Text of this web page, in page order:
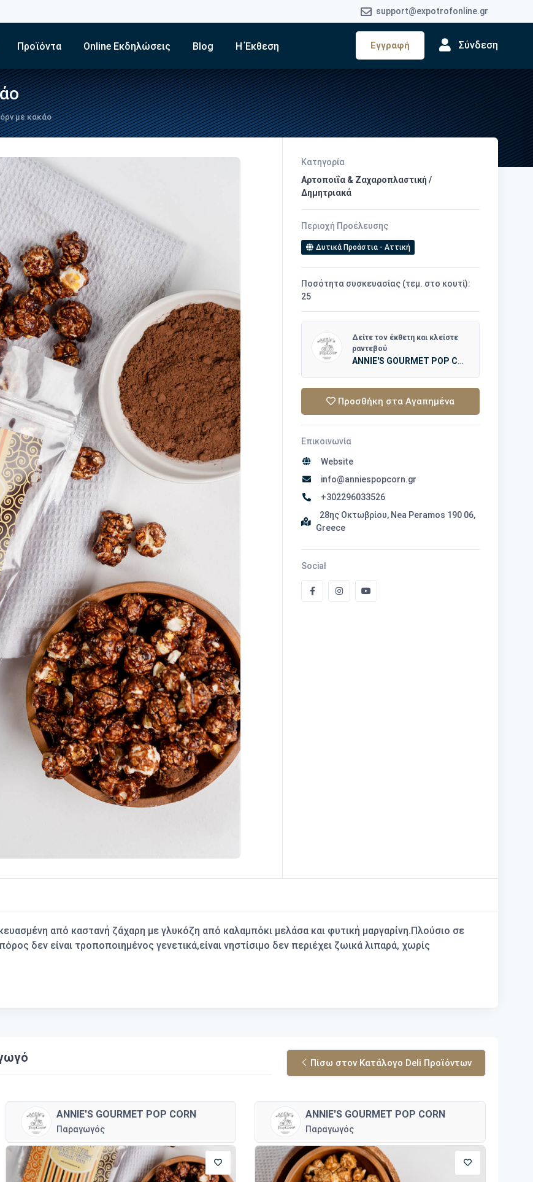
support@expotrofonline.gr
Εγγραφή Σύνδεση
Προϊόντα Online Εκδηλώσεις Blog Η Έκθεση
με κακάο
Κατηγορία
Αρτοποιΐα & Ζαχαροπλαστική /
Δημητριακά
Περιοχή Προέλευσης
Δυτικά Προάστια - Αττική
Ποσότητα συσκευασίας (τεμ. στο κουτί):
25
Δείτε τον έκθετη και κλείστε
ραντεβού
ANNIE'S GOURMET POP CORN
Προσθήκη στα Αγαπημένα
Επικοινωνία
Website
info@anniespopcorn.gr
+302296033526
28ης Οκτωβρίου, Nea Peramos 190 06,
Greece
Social
από καστανή ζάχαρη με γλυκόζη από καλαμπόκι μελάσα και φυτική μαργαρίνη.Πλούσιο σε
δεν είναι τροποποιημένος γενετικά,είναι νηστίσιμο δεν περιέχει ζωικά λιπαρά, χωρίς
Πίσω στον Κατάλογο Deli Προϊόντων
ANNIE'S GOURMET POP CORN
Παραγωγός
ANNIE'S GOURMET POP CORN
Παραγωγός